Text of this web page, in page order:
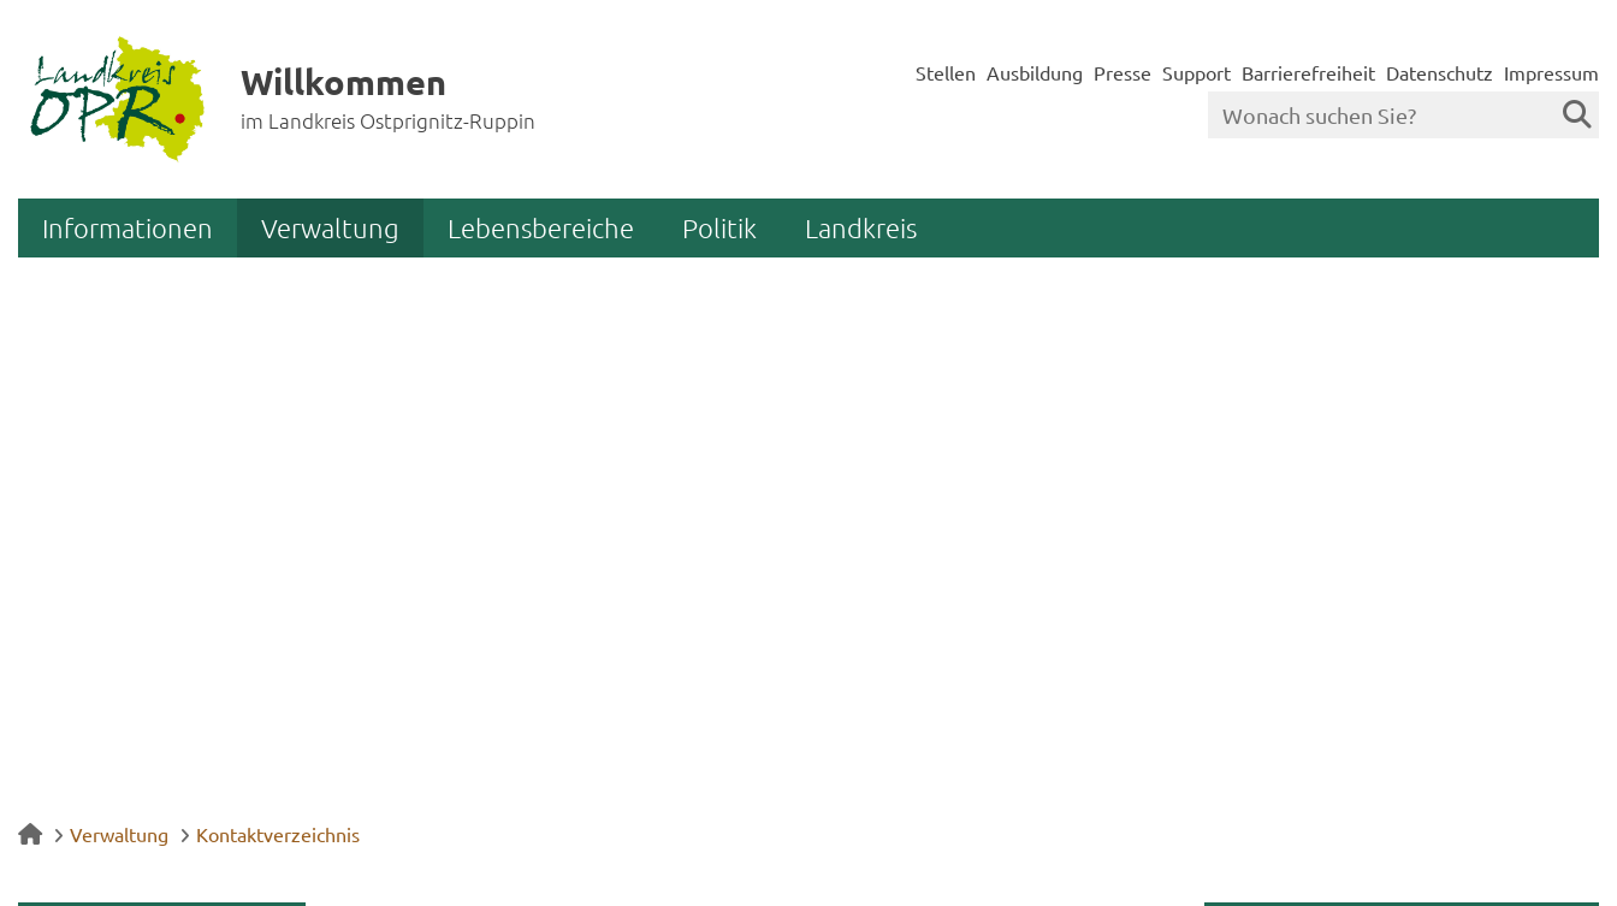
Willkommen
im Landkreis Ostprignitz-Ruppin
Stellen Ausbildung Presse Support Barrierefreiheit Datenschutz Impressum
Informationen Verwaltung Lebensbereiche Politik Landkreis
Verwaltung Kontaktverzeichnis